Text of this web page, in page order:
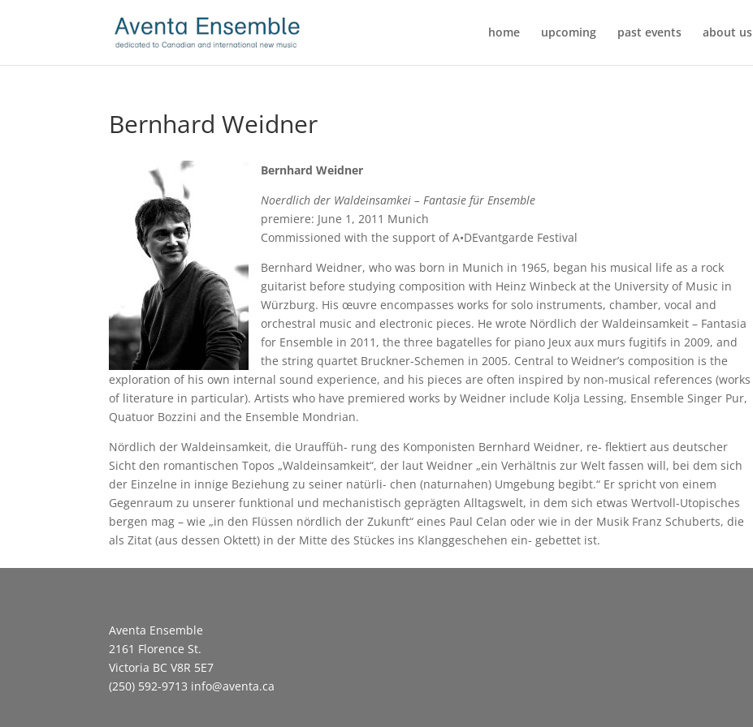
home upcoming past events about us
Bernhard Weidner
Bernhard Weidner
Noerdlich der Waldeinsamkei – Fantasie für Ensemble
premiere: June 1, 2011 Munich
Commissioned with the support of A•DEvantgarde Festival
Bernhard Weidner, who was born in Munich in 1965, began his musical life as a rock
guitarist before studying composition with Heinz Winbeck at the University of Music in
Würzburg. His œuvre encompasses works for solo instruments, chamber, vocal and
orchestral music and electronic pieces. He wrote Nördlich der Waldeinsamkeit – Fantasia
for Ensemble in 2011, the three bagatelles for piano Jeux aux murs fugitifs in 2009, and
the string quartet Bruckner-Schemen in 2005. Central to Weidner’s composition is the
exploration of his own internal sound experience, and his pieces are often inspired by non-musical references (works
of literature in particular). Artists who have premiered works by Weidner include Kolja Lessing, Ensemble Singer Pur,
Quatuor Bozzini and the Ensemble Mondrian.
Nördlich der Waldeinsamkeit, die Urauffüh- rung des Komponisten Bernhard Weidner, re- flektiert aus deutscher
Sicht den romantischen Topos „Waldeinsamkeit“, der laut Weidner „ein Verhältnis zur Welt fassen will, bei dem sich
der Einzelne in innige Beziehung zu seiner natürli- chen (naturnahen) Umgebung begibt.“ Er spricht von einem
Gegenraum zu unserer funktional und mechanistisch geprägten Alltagswelt, in dem sich etwas Wertvoll-Utopisches
bergen mag – wie „in den Flüssen nördlich der Zukunft“ eines Paul Celan oder wie in der Musik Franz Schuberts, die
als Zitat (aus dessen Oktett) in der Mitte des Stückes ins Klanggeschehen ein- gebettet ist.
Aventa Ensemble
2161 Florence St.
Victoria BC V8R 5E7
(250) 592-9713 info@aventa.ca